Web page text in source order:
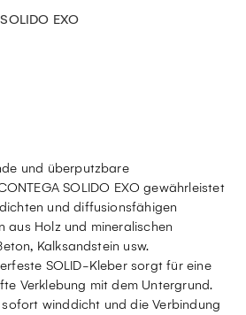
EXO
und überputzbare
SOLIDO EXO gewährleistet
und diffusionsfähigen
aus Holz und mineralischen
Kalksandstein usw.
SOLID-Kleber sorgt für eine
Verklebung mit dem Untergrund.
winddicht und die Verbindung